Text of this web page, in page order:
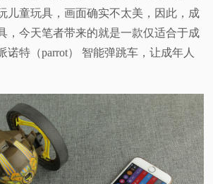
儿童玩具，画面确实不太美，因此，成
，今天笔者带来的就是一款仅适合于成
诺特（parrot） 智能弹跳车，让成年人